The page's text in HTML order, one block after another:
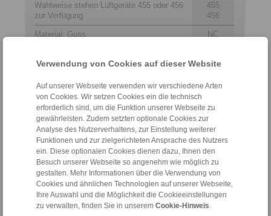
Verwendung von Cookies auf dieser Website
Auf unserer Webseite verwenden wir verschiedene Arten
von Cookies. Wir setzen Cookies ein die technisch
erforderlich sind, um die Funktion unserer Webseite zu
gewährleisten. Zudem setzten optionale Cookies zur
Analyse des Nutzerverhaltens, zur Einstellung weiterer
Funktionen und zur zielgerichteten Ansprache des Nutzers
ein. Diese optionalen Cookies dienen dazu, Ihnen den
Besuch unserer Webseite so angenehm wie möglich zu
gestalten. Mehr Informationen über die Verwendung von
Cookies und ähnlichen Technologien auf unserer Webseite,
Ihre Auswahl und die Möglichkeit die Cookieeinstellungen
zu verwalten, finden Sie in unserem Cookie-Hinweis
Wahlweise stehen Lüftgeräte 455 oder 456
zur Verfügung
455
456
Material: Guss NC
Hotline Vertrieb:
+49 6172 275-431
sales.kb@ringspann.de
Hotline Technik:
+49 6172 275-430
tech.bnk@ringspann.de
Werktags von 08:00 bis 18:00 Uhr